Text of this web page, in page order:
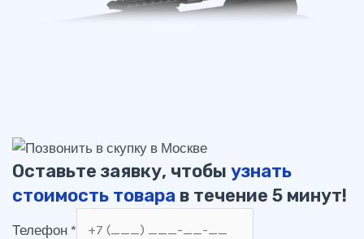
Оставьте заявку, чтобы узнать
стоимость товара в течение 5 минут!
Телефон *